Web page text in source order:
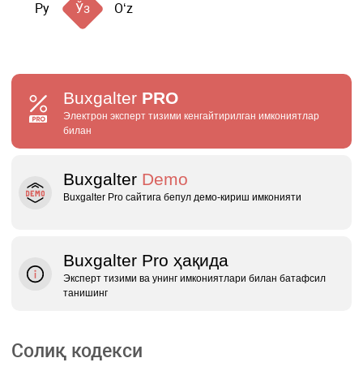
Ру Ўз Oʻz
Buxgalter PRO
Электрон эксперт тизими кенгайтирилган имкониятлар
билан
Buxgalter Demo
Buxgalter Pro сайтига бепул демо‑кириш имконияти
Buxgalter Pro ҳақида
Эксперт тизими ва унинг имкониятлари билан батафсил
танишинг
Солиқ кодекси